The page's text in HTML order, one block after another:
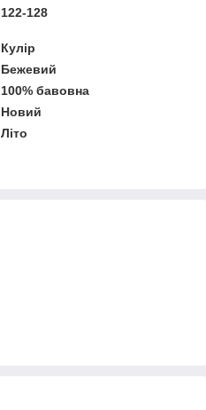
122-128
Кулір
Бежевий
100% бавовна
Новий
Літо